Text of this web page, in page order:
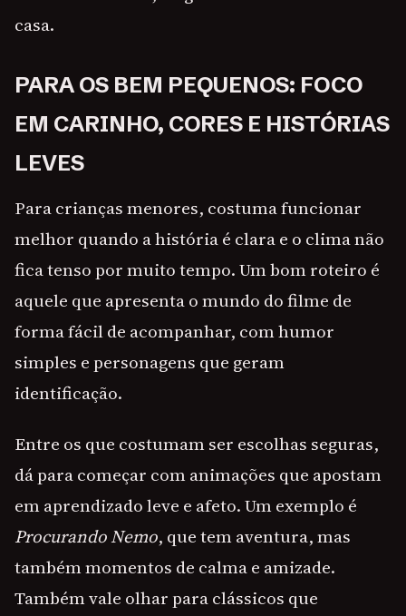
casa.
PARA OS BEM PEQUENOS: FOCO
EM CARINHO, CORES E HISTÓRIAS
LEVES
Para crianças menores, costuma funcionar
melhor quando a história é clara e o clima não
fica tenso por muito tempo. Um bom roteiro é
aquele que apresenta o mundo do filme de
forma fácil de acompanhar, com humor
simples e personagens que geram
identificação.
Entre os que costumam ser escolhas seguras,
dá para começar com animações que apostam
em aprendizado leve e afeto. Um exemplo é
Procurando Nemo, que tem aventura, mas
também momentos de calma e amizade.
Também vale olhar para clássicos que